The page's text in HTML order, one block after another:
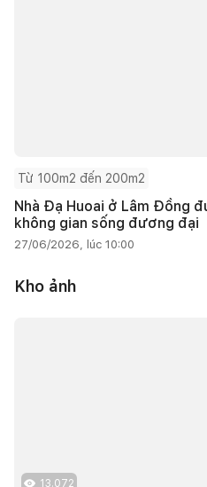
Từ 100m2 đến 200m2
Nhà Đạ Huoai ở Lâm Đồng
không gian sống đương đại
27/06/2026, lúc 10:00
Kho ảnh
13.072